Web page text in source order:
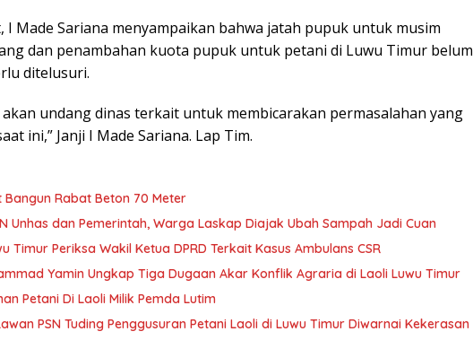
I Made Sariana menyampaikan bahwa jatah pupuk untuk musim
dan penambahan kuota pupuk untuk petani di Luwu Timur belum
ditelusuri.
akan undang dinas terkait untuk membicarakan permasalahan yang
ini,” Janji I Made Sariana. Lap Tim.
Rabat Beton 70 Meter
Unhas dan Pemerintah, Warga Laskap Diajak Ubah Sampah Jadi Cuan
Kejaksaan Negeri Luwu Timur Periksa Wakil Ketua DPRD Terkait Kasus Ambulans CSR
Yamin Ungkap Tiga Dugaan Akar Konflik Agraria di Laoli Luwu Timur
Petani Di Laoli Milik Pemda Lutim
PSN Tuding Penggusuran Petani Laoli di Luwu Timur Diwarnai Kekerasan